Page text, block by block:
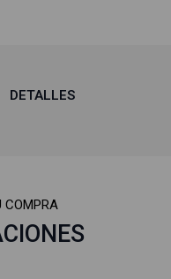
DETALLES
COMPRA